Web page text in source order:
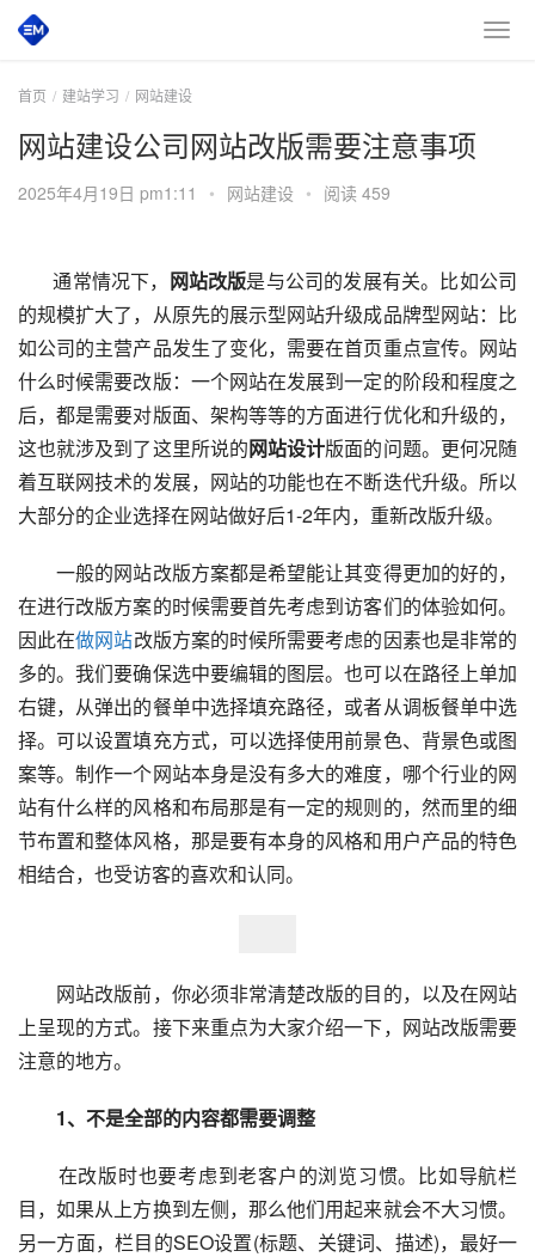
首页 建站学习 网站建设
网站建设公司网站改版需要注意事项
2025年4月19日 pm1:11 • 网站建设 • 阅读 459
通常情况下， 网站改版是与公司的发展有关。比如公司
的规模扩大了，从原先的展示型网站升级成品牌型网站：比
如公司的主营产品发生了变化，需要在首页重点宣传。网站
什么时候需要改版：一个网站在发展到一定的阶段和程度之
后，都是需要对版面、架构等等的方面进行优化和升级的，
这也就涉及到了这里所说的网站设计版面的问题。更何况随
着互联网技术的发展，网站的功能也在不断迭代升级。所以
大部分的企业选择在网站做好后1-2年内，重新改版升级。
一般的网站改版方案都是希望能让其变得更加的好的，
在进行改版方案的时候需要首先考虑到访客们的体验如何。
因此在做网站改版方案的时候所需要考虑的因素也是非常的
多的。我们要确保选中要编辑的图层。也可以在路径上单加
右键，从弹出的餐单中选择填充路径，或者从调板餐单中选
择。可以设置填充方式，可以选择使用前景色、背景色或图
案等。制作一个网站本身是没有多大的难度，哪个行业的网
站有什么样的风格和布局那是有一定的规则的，然而里的细
节布置和整体风格，那是要有本身的风格和用户产品的特色
相结合，也受访客的喜欢和认同。
网站改版前，你必须非常清楚改版的目的，以及在网站
上呈现的方式。接下来重点为大家介绍一下，网站改版需要
注意的地方。
1、不是全部的内容都需要调整
在改版时也要考虑到老客户的浏览习惯。比如导航栏
目，如果从上方换到左侧，那么他们用起来就会不大习惯。
另一方面，栏目的SEO设置(标题、关键词、描述)，最好一